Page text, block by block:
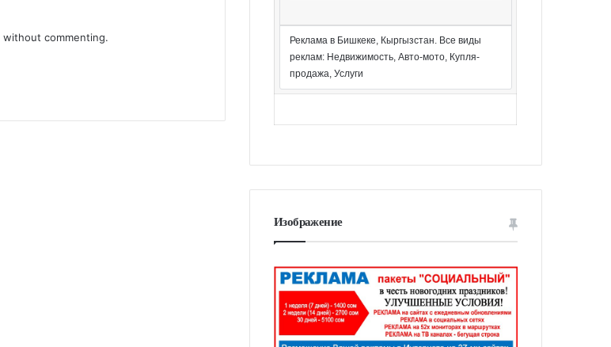
without commenting.
Реклама в Бишкеке, Кыргызстан. Все виды
реклам: Недвижимость, Авто-мото, Купля-
продажа, Услуги
Изображение